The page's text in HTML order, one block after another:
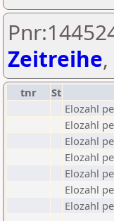
Zeitreihe,
tnr St
Elozahl
Elozahl
Elozahl
Elozahl
Elozahl
Elozahl
Elozahl